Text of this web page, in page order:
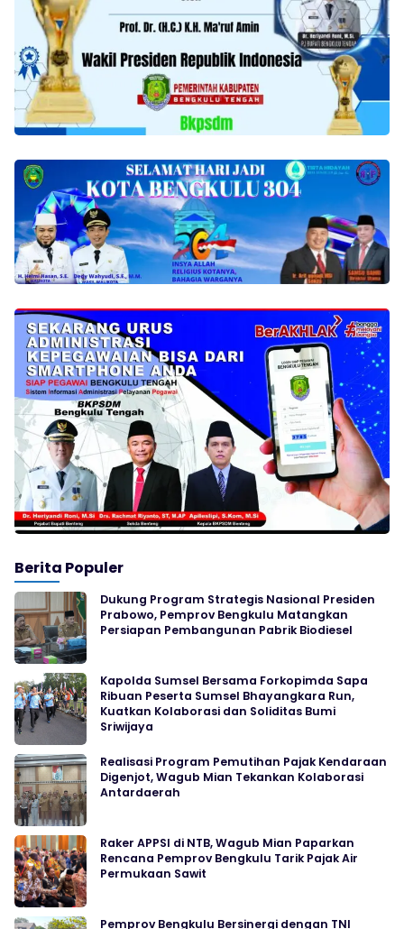
Berita Populer
Dukung Program Strategis Nasional Presiden
Prabowo, Pemprov Bengkulu Matangkan
Persiapan Pembangunan Pabrik Biodiesel
Kapolda Sumsel Bersama Forkopimda Sapa
Ribuan Peserta Sumsel Bhayangkara Run,
Kuatkan Kolaborasi dan Soliditas Bumi
Sriwijaya
Realisasi Program Pemutihan Pajak Kendaraan
Digenjot, Wagub Mian Tekankan Kolaborasi
Antardaerah
Raker APPSI di NTB, Wagub Mian Paparkan
Rencana Pemprov Bengkulu Tarik Pajak Air
Permukaan Sawit
Pemprov Bengkulu Bersinergi dengan TNI